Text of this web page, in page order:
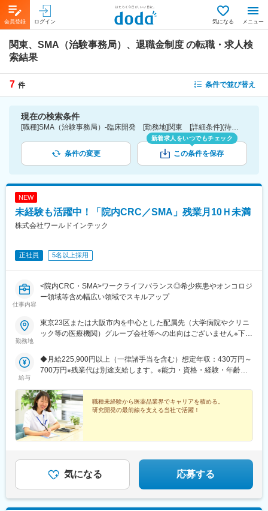
会員登録 ログイン 気になる メニュー
関東、SMA（治験事務局）、退職金制度 の転職・求人検
索結果
7 件 条件で並び替え
現在の検索条件
[職種]SMA（治験事務局）-臨床開発 [勤務地]関東 [詳細条件](待遇・福利厚生)退職金制度
条件の変更
新着求人をいつでもチェック
この条件を保存
NEW
未経験も活躍中！「院内CRC／SMA」残業月10Ｈ未満
株式会社ワールドインテック
正社員 5名以上採用
仕事内容
<院内CRC・SMA>ワークライフバランス◎希少疾患やオンコロジ
ー領域等含め幅広い領域でスキルアップ
勤務地
東京23区または大阪市内を中心とした配属先（大学病院やクリニ
ック等の医療機関）グループ会社等への出向はございません※下記
県・神奈川県・福島県・京都府・兵庫県・和歌山県・福岡県）
R&D事業部 臨床開発グループ【東京営業所】東京都港区東新橋
江2-2-18 ワールドホールディングス北堀江4F
給与
◆月給225,900円以上（一律諸手当を含む）想定年収：430万円～
700万円※残業代は別途支給します。※能力・資格・経験・年齢な
職種未経験から医薬品業界でキャリアを積める。
研究開発の最前線を支える当社で活躍！
気になる 応募する